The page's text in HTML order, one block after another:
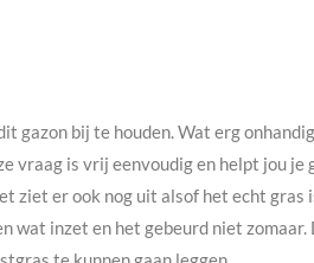
gazon bij te houden. Wat erg
vraag is vrij eenvoudig en helpt jou
er ook nog uit alsof het echt
inzet en het gebeurd niet